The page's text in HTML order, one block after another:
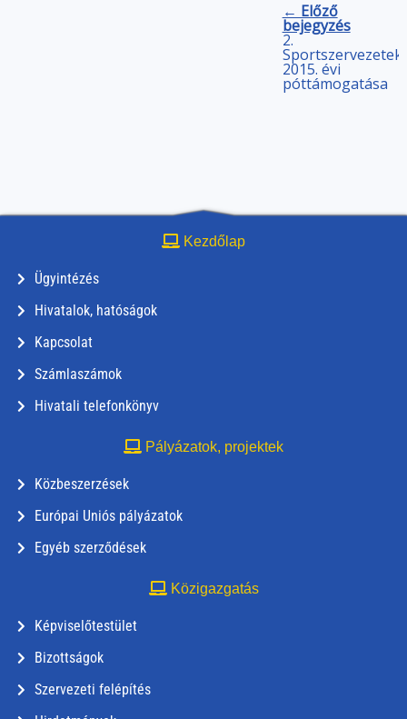
← Előző
bejegyzés
2.
Sportszervezetek
2015. évi
póttámogatása
Kezdőlap
Ügyintézés
Hivatalok, hatóságok
Kapcsolat
Számlaszámok
Hivatali telefonkönyv
Pályázatok, projektek
Közbeszerzések
Európai Uniós pályázatok
Egyéb szerződések
Közigazgatás
Képviselőtestület
Bizottságok
Szervezeti felépítés